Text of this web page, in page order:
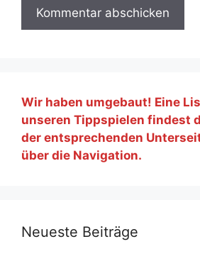
Wir haben umgebaut! Eine
unseren Tippspielen findest
der entsprechenden
über die Navigation.
Neueste Beiträge